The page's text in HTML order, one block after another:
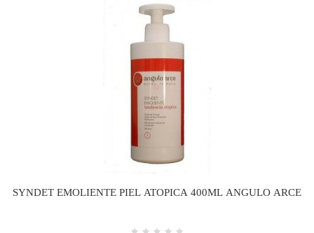
SYNDET EMOLIENTE PIEL ATOPICA 400ML ANGULO ARCE